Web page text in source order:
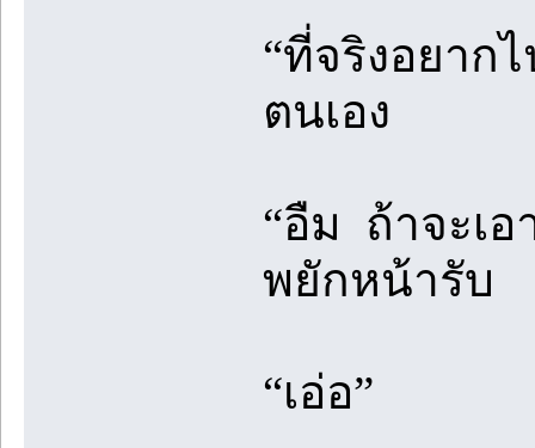
“ที่จริงอยา
ตนเอง
“อืม ถ้าจะเ
พยักหน้ารับ
“เอ่อ”